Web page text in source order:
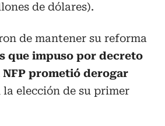
de dólares).
de mantener su reforma
que impuso por decreto
NFP prometió derogar
la elección de su primer